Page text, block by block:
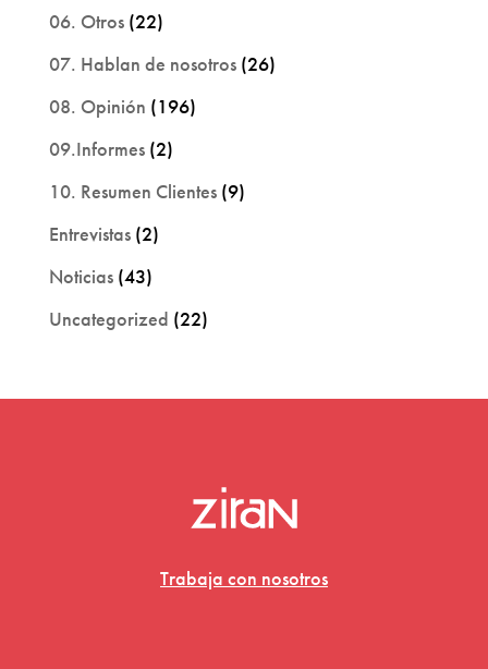
06. Otros(22)
07. Hablan de nosotros(26)
08. Opinión (196)
09.Informes(2)
10. Resumen Clientes(9)
Entrevistas(2)
Noticias(43)
Uncategorized (22)
Trabaja con nosotros